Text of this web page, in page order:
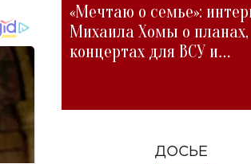
«Мечтаю о семье»:
Михаила Хомы о планах,
концертах для ВСУ и
ДОСЬЕ